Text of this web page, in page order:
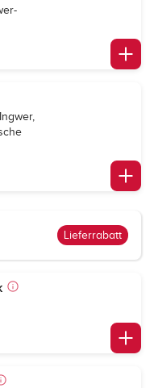
Lieferrabatt